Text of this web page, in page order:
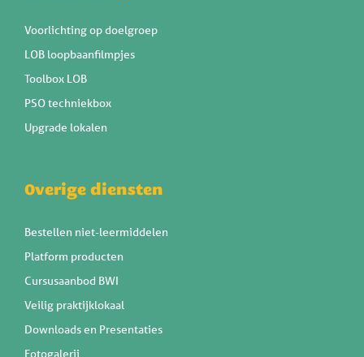
Voorlichting op doelgroep
LOB loopbaanfilmpjes
Toolbox LOB
PSO techniekbox
Upgrade lokalen
Overige diensten
Bestellen niet-leermiddelen
Platform producten
Cursusaanbod BWI
Veilig praktijklokaal
Downloads en Presentaties
Fotogalerij